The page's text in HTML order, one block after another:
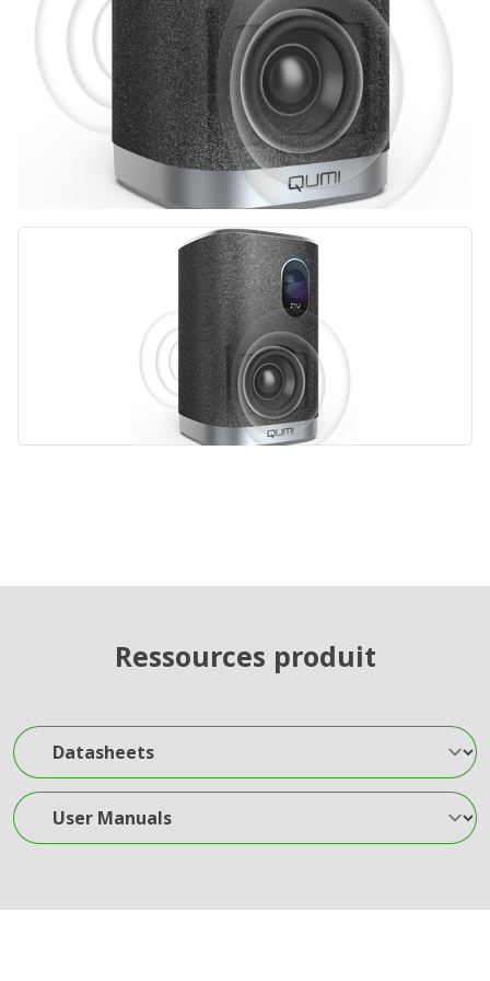
Ressources produit
Datasheets
User Manuals